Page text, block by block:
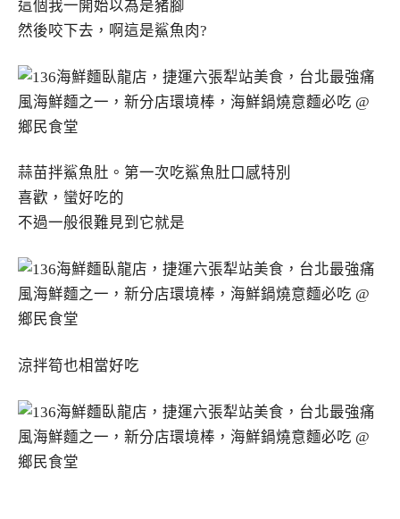
這個我一開始以為是豬腳
然後咬下去，啊這是鯊魚肉?
蒜苗拌鯊魚肚。第一次吃鯊魚肚口感特別
喜歡，蠻好吃的
不過一般很難見到它就是
涼拌筍也相當好吃